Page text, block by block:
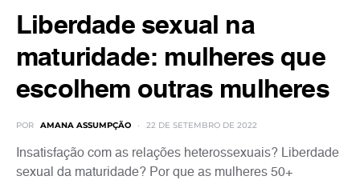
Liberdade sexual na
maturidade: mulheres que
escolhem outras mulheres
POR AMANA ASSUMPÇÃO 22 DE SETEMBRO DE 2022
Insatisfação com as relações heterossexuais? Liberdade
sexual da maturidade? Por que as mulheres 50+